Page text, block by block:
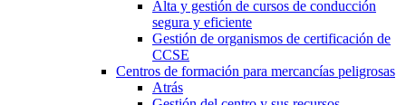
Alta y gestión de cursos de conducción
segura y eficiente
Gestión de organismos de certificación de
CCSE
Centros de formación para mercancías peligrosas
Atrás